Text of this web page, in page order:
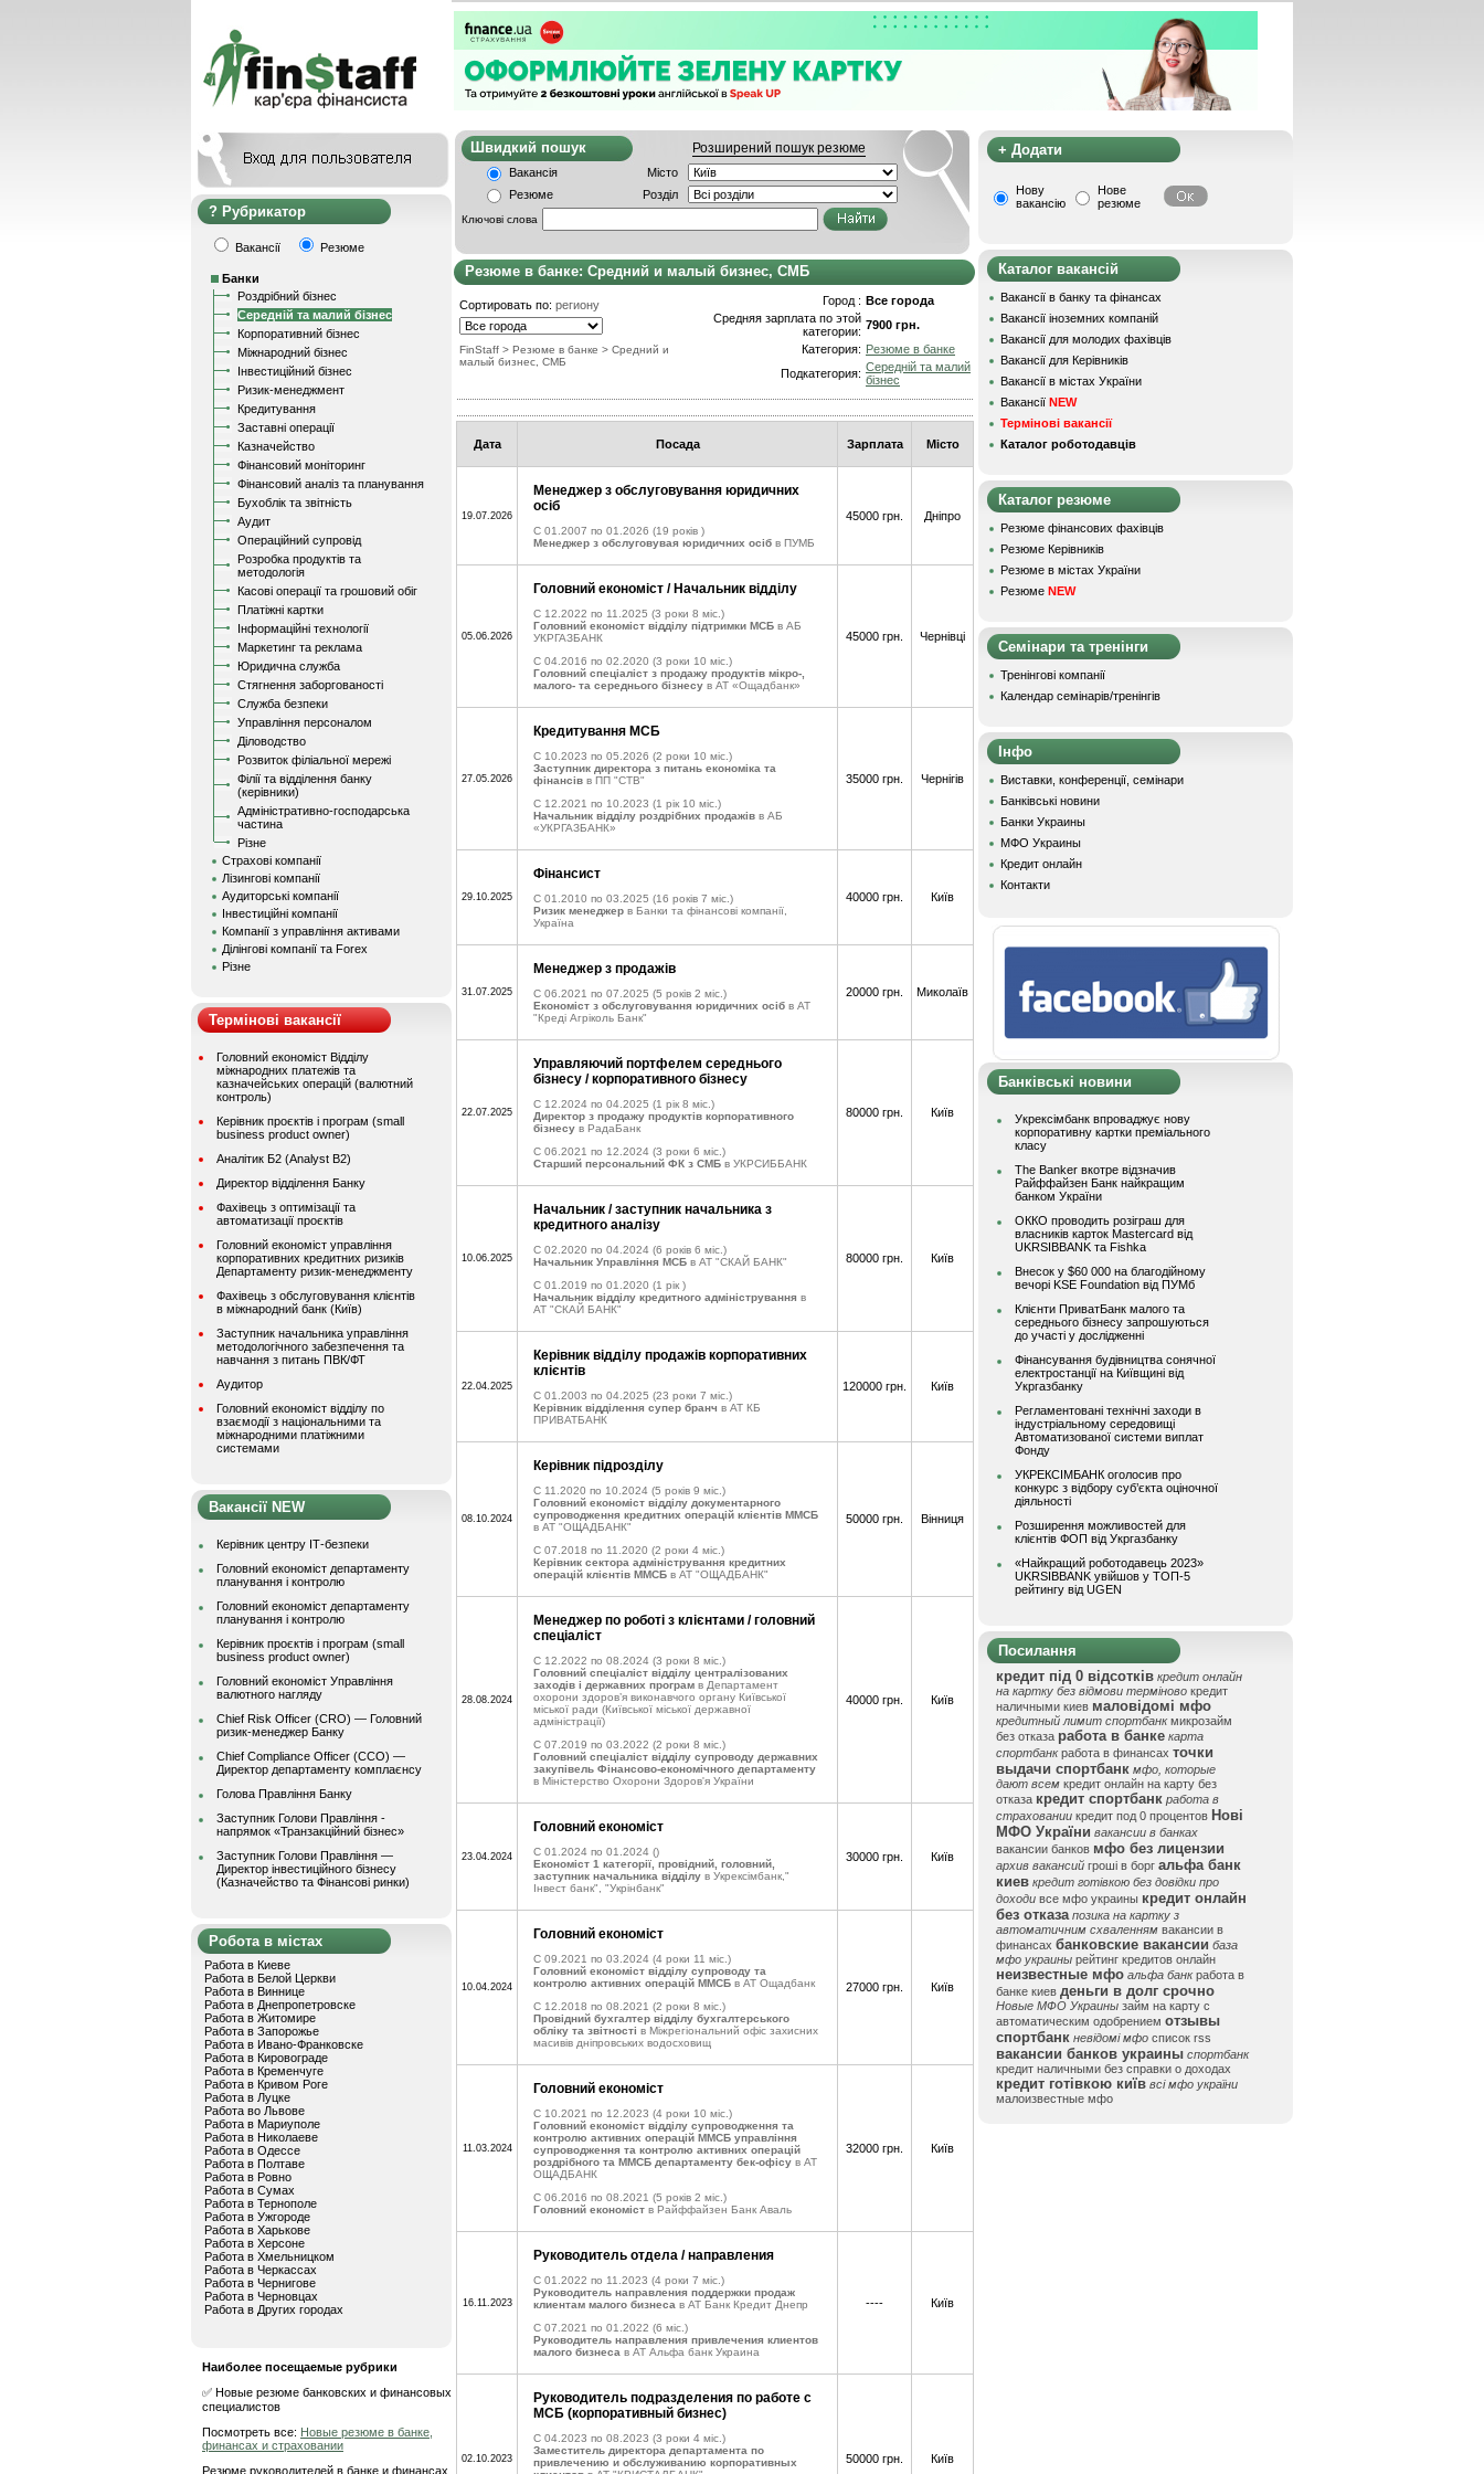
Рубрикатор
Вакансії Резюме
Банки
Роздрібний бізнес
Середній та малий бізнес
Корпоративний бізнес
Міжнародний бізнес
Інвестиційний бізнес
Ризик-менеджмент
Кредитування
Заставні операції
Казначейство
Фінансовий моніторинг
Фінансовий аналіз та планування
Бухоблік та звітність
Аудит
Операційний супровід
Розробка продуктів та
методологія
Касові операції та грошовий обіг
Платіжні картки
Інформаційні технології
Маркетинг та реклама
Юридична служба
Стягнення заборгованості
Служба безпеки
Управління персоналом
Діловодство
Розвиток філіальної мережі
Філії та відділення банку
(керівники)
Адміністративно-господарська
частина
Різне
Страхові компанії
Лізингові компанії
Аудиторські компанії
Інвестиційні компанії
Компанії з управління активами
Ділінгові компанії та Forex
Різне
Термінові вакансії
Головний економіст Відділу
міжнародних платежів та
казначейських операцій (валютний
контроль)
Керівник проєктів і програм (small
business product owner)
Аналітик Б2 (Analyst B2)
Директор відділення Банку
Фахівець з оптимізації та
автоматизації проєктів
Головний економіст управління
корпоративних кредитних ризиків
Департаменту ризик-менеджменту
Фахівець з обслуговування клієнтів
в міжнародний банк (Київ)
Заступник начальника управління
методологічного забезпечення та
навчання з питань ПВК/ФТ
Аудитор
Головний економіст відділу по
взаємодії з національними та
міжнародними платіжними
системами
Вакансії NEW
Керівник центру ІТ-безпеки
Головний економіст департаменту
планування і контролю
Головний економіст департаменту
планування і контролю
Керівник проєктів і програм (small
business product owner)
Головний економіст Управління
валютного нагляду
Chief Risk Officer (CRO) — Головний
ризик-менеджер Банку
Chief Compliance Officer (CCO) —
Директор департаменту комплаєнсу
Голова Правління Банку
Заступник Голови Правління -
напрямок «Транзакційний бізнес»
Заступник Голови Правління —
Директор інвестиційного бізнесу
(Казначейство та Фінансові ринки)
Робота в містах
Работа в Киеве
Работа в Белой Церкви
Работа в Виннице
Работа в Днепропетровске
Работа в Житомире
Работа в Запорожье
Работа в Ивано-Франковске
Работа в Кировограде
Работа в Кременчуге
Работа в Кривом Роге
Работа в Луцке
Работа во Львове
Работа в Мариуполе
Работа в Николаеве
Работа в Одессе
Работа в Полтаве
Работа в Ровно
Работа в Сумах
Работа в Тернополе
Работа в Ужгороде
Работа в Харькове
Работа в Херсоне
Работа в Хмельницком
Работа в Черкассах
Работа в Чернигове
Работа в Черновцах
Работа в Других городах
Наиболее посещаемые рубрики
✅ Новые резюме банковских и финансовых
специалистов
Посмотреть все: Новые резюме в банке,
финансах и страховании
Резюме руководителей в банке и финансах
Швидкий пошук Розширений пошук резюме
Вакансія
Місто
Резюме
Розділ
Ключові слова
Резюме в банке: Средний и малый бизнес, СМБ
Сортировать по: региону
FinStaff > Резюме в банке > Средний и
малый бизнес, СМБ
Город : Все города
Средняя зарплата по этой
категории: 7900 грн.
Категория: Резюме в банке
Подкатегория: Середній та малий
бізнес
Дата Посада Зарплата Місто
19.07.2026
Менеджер з обслуговування юридичних
осіб
C 01.2007 по 01.2026 (19 років )
Менеджер з обслуговувая юридичних осіб в ПУМБ
45000 грн. Дніпро
05.06.2026
Головний економіст / Начальник відділу
C 12.2022 по 11.2025 (3 роки 8 міс.)
Головний економіст відділу підтримки МСБ в АБ
УКРГАЗБАНК
C 04.2016 по 02.2020 (3 роки 10 міс.)
Головний спеціаліст з продажу продуктів мікро-,
малого- та середнього бізнесу в АТ «Ощадбанк»
45000 грн. Чернівці
27.05.2026
Кредитування МСБ
C 10.2023 по 05.2026 (2 роки 10 міс.)
Заступник директора з питань економіка та
фінансів в ПП "СТВ"
C 12.2021 по 10.2023 (1 рік 10 міс.)
Начальник відділу роздрібних продажів в АБ
«УКРГАЗБАНК»
35000 грн. Чернігів
29.10.2025
Фінансист
C 01.2010 по 03.2025 (16 років 7 міс.)
Ризик менеджер в Банки та фінансові компанії,
Україна
40000 грн. Київ
31.07.2025
Менеджер з продажів
C 06.2021 по 07.2025 (5 років 2 міс.)
Економіст з обслуговування юридичних осіб в АТ
"Креді Агріколь Банк"
20000 грн. Миколаїв
22.07.2025
Управляючий портфелем середнього
бізнесу / корпоративного бізнесу
C 12.2024 по 04.2025 (1 рік 8 міс.)
Директор з продажу продуктів корпоративного
бізнесу в РадаБанк
C 06.2021 по 12.2024 (3 роки 6 міс.)
Старший персональний ФК з СМБ в УКРСИББАНК
80000 грн. Київ
10.06.2025
Начальник / заступник начальника з
кредитного аналізу
C 02.2020 по 04.2024 (6 років 6 міс.)
Начальник Управління МСБ в АТ "СКАЙ БАНК"
C 01.2019 по 01.2020 (1 рік )
Начальник відділу кредитного адміністрування в
АТ "СКАЙ БАНК"
80000 грн. Київ
22.04.2025
Керівник відділу продажів корпоративних
клієнтів
C 01.2003 по 04.2025 (23 роки 7 міс.)
Керівник відділення супер бранч в АТ КБ
ПРИВАТБАНК
120000 грн. Київ
08.10.2024
Керівник підрозділу
C 11.2020 по 10.2024 (5 років 9 міс.)
Головний економіст відділу документарного
супроводження кредитних операцій клієнтів ММСБ
в АТ "ОЩАДБАНК"
C 07.2018 по 11.2020 (2 роки 4 міс.)
Керівник сектора адміністрування кредитних
операцій клієнтів ММСБ в АТ "ОЩАДБАНК"
50000 грн. Вінниця
28.08.2024
Менеджер по роботі з клієнтами / головний
спеціаліст
C 12.2022 по 08.2024 (3 роки 8 міс.)
Головний спеціаліст відділу централізованих
заходів і державних програм в Департамент
охорони здоров’я виконавчого органу Київської
міської ради (Київської міської державної
адміністрації)
C 07.2019 по 03.2022 (2 роки 8 міс.)
Головний спеціаліст відділу супроводу державних
закупівель Фінансово-економічного департаменту
в Міністерство Охорони Здоров'я України
40000 грн. Київ
23.04.2024
Головний економіст
C 01.2024 по 01.2024 ()
Економіст 1 категорії, провідний, головний,
заступник начальника відділу в Укрексімбанк,"
Інвест банк", "Укрінбанк"
30000 грн. Київ
10.04.2024
Головний економіст
C 09.2021 по 03.2024 (4 роки 11 міс.)
Головний економіст відділу супроводу та
контролю активних операцій ММСБ в АТ Ощадбанк
C 12.2018 по 08.2021 (2 роки 8 міс.)
Провідний бухгалтер відділу бухгалтерського
обліку та звітності в Міжрегіональний офіс захисних
масивів дніпровських водосховищ
27000 грн. Київ
11.03.2024
Головний економіст
C 10.2021 по 12.2023 (4 роки 10 міс.)
Головний економіст відділу супроводження та
контролю активних операцій ММСБ управління
супроводження та контролю активних операцій
роздрібного та ММСБ департаменту бек-офісу в АТ
ОЩАДБАНК
C 06.2016 по 08.2021 (5 років 2 міс.)
Головний економіст в Райффайзен Банк Аваль
32000 грн. Київ
16.11.2023
Руководитель отдела / направления
C 01.2022 по 11.2023 (4 роки 7 міс.)
Руководитель направления поддержки продаж
клиентам малого бизнеса в АТ Банк Кредит Днепр
C 07.2021 по 01.2022 (6 міс.)
Руководитель направления привлечения клиентов
малого бизнеса в АТ Альфа банк Украина
---- Київ
02.10.2023
Руководитель подразделения по работе с
МСБ (корпоративный бизнес)
C 04.2023 по 08.2023 (3 роки 4 міс.)
Заместитель директора департамента по
привлечению и обслуживанию корпоративных
50000 грн. Київ
+ Додати
Нову
вакансію
Нове
резюме
Каталог вакансій
Вакансії в банку та фінансах
Вакансії іноземних компаній
Вакансії для молодих фахівців
Вакансії для Керівників
Вакансії в містах України
Вакансії NEW
Термінові вакансії
Каталог роботодавців
Каталог резюме
Резюме фінансових фахівців
Резюме Керівників
Резюме в містах України
Резюме NEW
Семінари та тренінги
Тренінгові компанії
Календар семінарів/тренінгів
Інфо
Виставки, конференції, семінари
Банківські новини
Банки Украины
МФО Украины
Кредит онлайн
Контакти
Банківські новини
Укрексімбанк впроваджує нову
корпоративну картки преміального
класу
The Banker вкотре відзначив
Райффайзен Банк найкращим
банком України
ОККО проводить розіграш для
власників карток Mastercard від
UKRSIBBANK та Fishka
Внесок у $60 000 на благодійному
вечорі KSE Foundation від ПУМб
Клієнти ПриватБанк малого та
середнього бізнесу запрошуються
до участі у дослідженні
Фінансування будівництва сонячної
електростанції на Київщині від
Укргазбанку
Регламентовані технічні заходи в
індустріальному середовищі
Автоматизованої системи виплат
Фонду
УКРЕКСІМБАНК оголосив про
конкурс з відбору суб’єкта оціночної
діяльності
Розширення можливостей для
клієнтів ФОП від Укргазбанку
«Найкращий роботодавець 2023»
UKRSIBBANK увійшов у ТОП-5
рейтингу від UGEN
Посилання
кредит під 0 відсотків кредит онлайн
на картку без відмови терміново кредит
наличными киев маловідомі мфо
кредитный лимит спортбанк микрозайм
без отказа работа в банке карта
спортбанк работа в финансах точки
выдачи спортбанк мфо, которые
дают всем кредит онлайн на карту без
отказа кредит спортбанк работа в
страховании кредит под 0 процентов Нові
МФО України вакансии в банках
вакансии банков мфо без лицензии
архив вакансий гроші в борг альфа банк
киев кредит готівкою без довідки про
доходи все мфо украины кредит онлайн
без отказа позика на картку з
автоматичним схваленням вакансии в
финансах банковские вакансии база
мфо украины рейтинг кредитов онлайн
неизвестные мфо альфа банк работа в
банке киев деньги в долг срочно
Новые МФО Украины займ на карту с
автоматическим одобрением отзывы
спортбанк невідомі мфо список rss
вакансии банков украины спортбанк
кредит наличными без справки о доходах
кредит готівкою київ всі мфо україни
малоизвестные мфо